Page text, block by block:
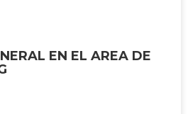
EN EL AREA DE